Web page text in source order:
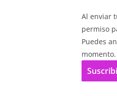
Al enviar
permiso
Puedes
momento.